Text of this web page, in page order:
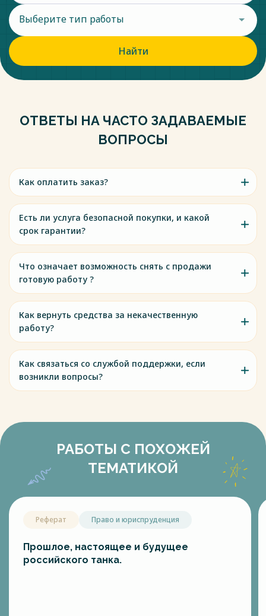
Выберите тип работы
Найти
ОТВЕТЫ НА ЧАСТО ЗАДАВАЕМЫЕ
ВОПРОСЫ
Как оплатить заказ?
Есть ли услуга безопасной покупки, и какой
срок гарантии?
Что означает возможность снять с продажи
готовую работу ?
Как вернуть средства за некачественную
работу?
Как связаться со службой поддержки, если
возникли вопросы?
РАБОТЫ С ПОХОЖЕЙ
ТЕМАТИКОЙ
Реферат Право и юриспруденция
Прошлое, настоящее и будущее
российского танка.